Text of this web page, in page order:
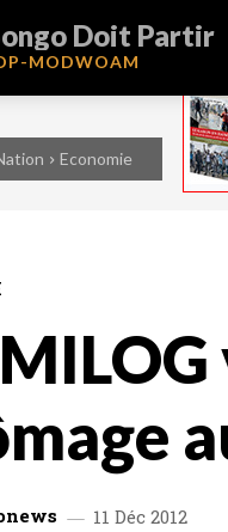
Doit Partir
MODWOAM
Economie
11 Déc 2012